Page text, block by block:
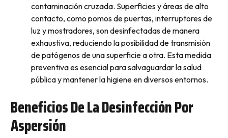
contaminación cruzada. Superficies y áreas de alto
contacto, como pomos de puertas, interruptores de
luz y mostradores, son desinfectadas de manera
exhaustiva, reduciendo la posibilidad de transmisión
de patógenos de una superficie a otra. Esta medida
preventiva es esencial para salvaguardar la salud
pública y mantener la higiene en diversos entornos.
Beneficios De La Desinfección Por
Aspersión